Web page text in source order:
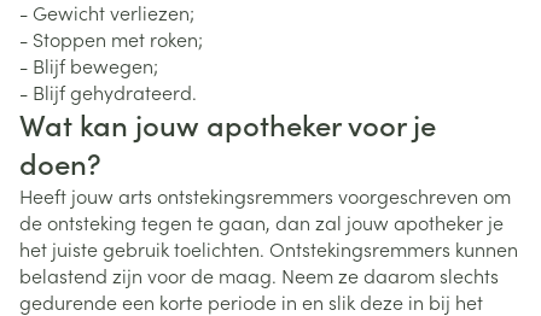
- Gewicht verliezen;
- Stoppen met roken;
- Blijf bewegen;
- Blijf gehydrateerd.
Wat kan jouw apotheker voor je
doen?
Heeft jouw arts ontstekingsremmers voorgeschreven om
de ontsteking tegen te gaan, dan zal jouw apotheker je
het juiste gebruik toelichten. Ontstekingsremmers kunnen
belastend zijn voor de maag. Neem ze daarom slechts
gedurende een korte periode in en slik deze in bij het